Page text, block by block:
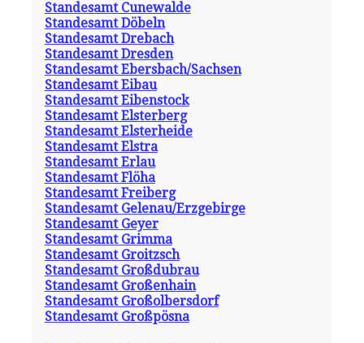
Standesamt Cunewalde
Standesamt Döbeln
Standesamt Drebach
Standesamt Dresden
Standesamt Ebersbach/Sachsen
Standesamt Eibau
Standesamt Eibenstock
Standesamt Elsterberg
Standesamt Elsterheide
Standesamt Elstra
Standesamt Erlau
Standesamt Flöha
Standesamt Freiberg
Standesamt Gelenau/Erzgebirge
Standesamt Geyer
Standesamt Grimma
Standesamt Groitzsch
Standesamt Großdubrau
Standesamt Großenhain
Standesamt Großolbersdorf
Standesamt Großpösna